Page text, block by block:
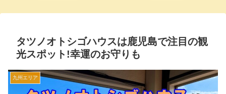
タツノオトシゴハウスは鹿児島で注目の観
光スポット!幸運のお守りも
九州エリア